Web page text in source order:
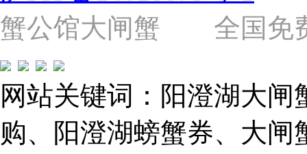
近
苗
圃
路）
Tel:
021-
62243579
E-
mail:
859749344@qq.com
蟹公馆大闸蟹 全国免费
网站关键词：阳澄湖大
购、阳澄湖螃蟹券、大